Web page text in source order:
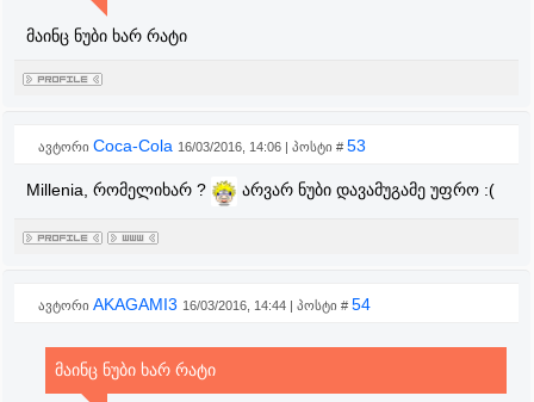
მაინც ნუბი ხარ რატი
ავტორი Coca-Cola 16/03/2016, 14:06 | პოსტი # 53
Millenia, რომელიხარ ? არვარ ნუბი დავამუგამე უფრო :(
ავტორი AKAGAMI3 16/03/2016, 14:44 | პოსტი # 54
მაინც ნუბი ხარ რატი